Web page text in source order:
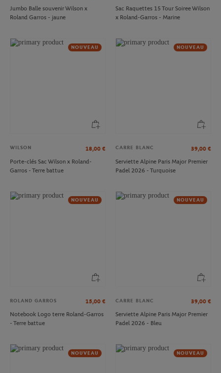
Jumbo Balle souvenir Wilson x
Roland Garros - jaune
Sac Raquettes 15 Tour Soiree Wilson
x Roland-Garros - Marine
NOUVEAU
WILSON 18,00 €
Porte-clés Sac Wilson x Roland-
Garros - Terre battue
NOUVEAU
CARRE BLANC 39,00 €
Serviette Alpine Paris Major Premier
Padel 2026 - Turquoise
NOUVEAU
ROLAND GARROS 15,00 €
Notebook Logo terre Roland-Garros
- Terre battue
NOUVEAU
CARRE BLANC 39,00 €
Serviette Alpine Paris Major Premier
Padel 2026 - Bleu
NOUVEAU NOUVEAU